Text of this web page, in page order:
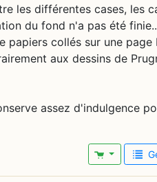
les différentes cases, les
du fond n'a pas été
collés sur une page
aux dessins de
assez d'indulgence